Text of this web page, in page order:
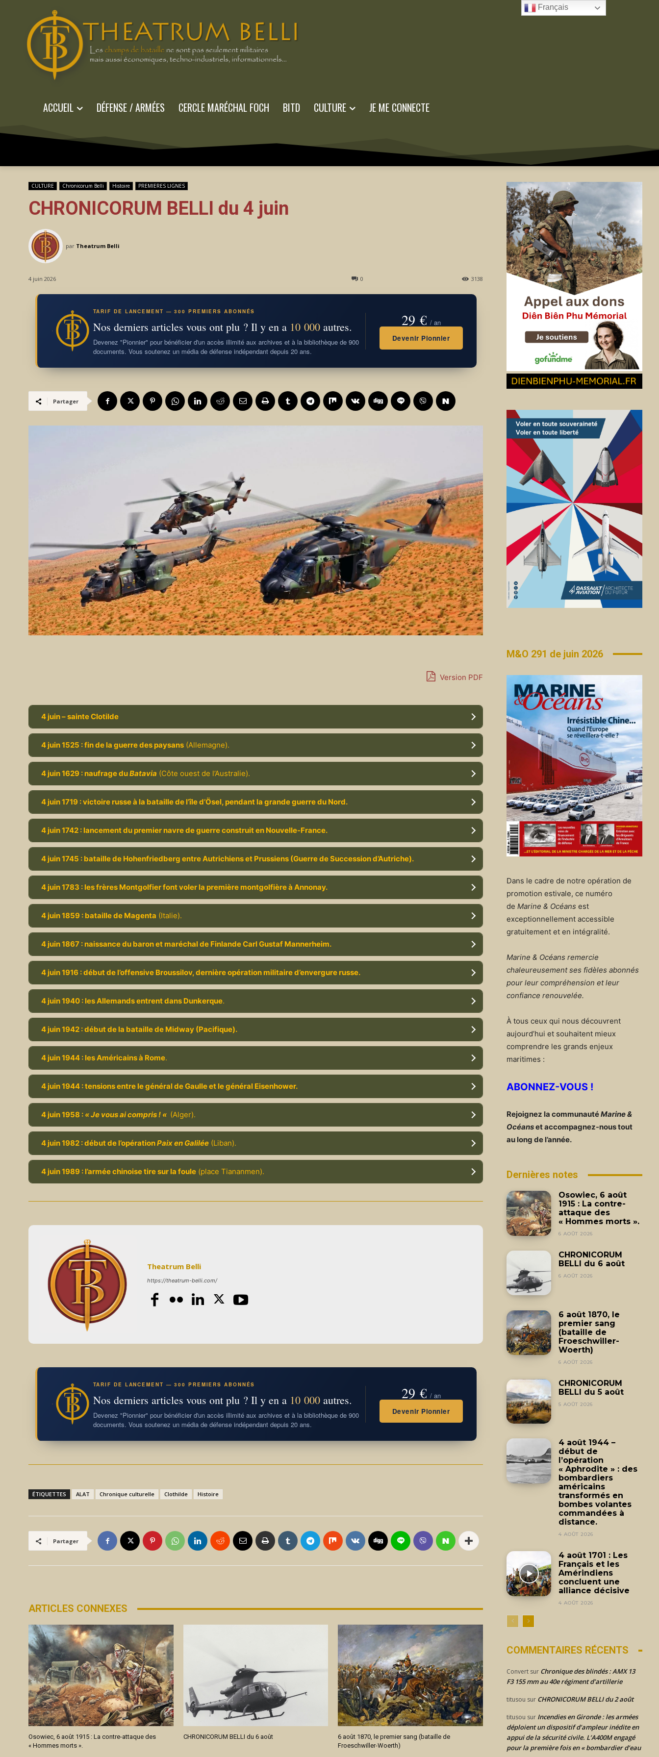
ACCUEIL DÉFENSE / ARMÉES CERCLE MARÉCHAL FOCH BITD CULTURE JE ME CONNECTE
CULTURE Chronicorum Belli Histoire PREMIERES LIGNES
CHRONICORUM BELLI du 4 juin
par Theatrum Belli
4 juin 2026 0 3138
TARIF DE LANCEMENT — 300 PREMIERS ABONNÉS
Nos derniers articles vous ont plu ? Il y en a 10 000autres.
Devenez "Pionnier" pour bénéficier d'un accès illimité aux archives et à la bibliothèque de 900
documents. Vous soutenez un média de défense indépendant depuis 20 ans.
29 € / an
Devenir Pionnier
Partager
Version PDF
4 juin – sainte Clotilde
4 juin 1525 : fin de la guerre des paysans (Allemagne).
4 juin 1629 : naufrage duBatavia (Côte ouest de l’Australie).
4 juin 1719 : victoire russe à la bataille de l’île d’Ösel, pendant la grande guerre du Nord.
4 juin 1742 : lancement du premier navre de guerre construit en Nouvelle-France.
4 juin 1745 : bataille de Hohenfriedberg entre Autrichiens et Prussiens (Guerre de Succession d’Autriche).
4 juin 1783 : les frères Montgolfier font voler la première montgolfière à Annonay.
4 juin 1859 : bataille de Magenta (Italie).
4 juin 1867 : naissance du baron et maréchal de Finlande Carl Gustaf Mannerheim.
4 juin 1916 : début de l’offensive Broussilov, dernière opération militaire d’envergure russe.
4 juin 1940 : les Allemands entrent dans Dunkerque.
4 juin 1942 : début de la bataille de Midway (Pacifique).
4 juin 1944 : les Américains à Rome.
4 juin 1944 : tensions entre le général de Gaulle et le général Eisenhower.
4 juin 1958 : « Je vous ai compris ! « (Alger).
4 juin 1982 : début de l’opérationPaix en Galilée (Liban).
4 juin 1989 : l’armée chinoise tire sur la foule (place Tiananmen).
Theatrum Belli
https://theatrum-belli.com/
TARIF DE LANCEMENT — 300 PREMIERS ABONNÉS
Nos derniers articles vous ont plu ? Il y en a 10 000autres.
Devenez "Pionnier" pour bénéficier d'un accès illimité aux archives et à la bibliothèque de 900
documents. Vous soutenez un média de défense indépendant depuis 20 ans.
29 € / an
Devenir Pionnier
ÉTIQUETTES ALAT Chronique culturelle Clothilde Histoire
Partager
ARTICLES CONNEXES
Osowiec, 6 août 1915 : La contre-attaque des
« Hommes morts ».
CHRONICORUM BELLI du 6 août
6 août 1870, le premier sang (bataille de
Froeschwiller-Woerth)
M&O 291 de juin 2026
Dans le cadre de notre opération de
promotion estivale, ce numéro
de Marine & Océans est
exceptionnellement accessible
gratuitement et en intégralité.
Marine & Océans remercie
chaleureusement ses fidèles abonnés
pour leur compréhension et leur
confiance renouvelée.
À tous ceux qui nous découvrent
aujourd’hui et souhaitent mieux
comprendre les grands enjeux
maritimes :
ABONNEZ-VOUS !
Rejoignez la communautéMarine &
Océanset accompagnez-nous tout
au long de l’année.
Dernières notes
Osowiec, 6 août
1915 : La contre-
attaque des
« Hommes morts ».
6 AOÛT 2026
CHRONICORUM
BELLI du 6 août
6 AOÛT 2026
6 août 1870, le
premier sang
(bataille de
Froeschwiller-
Woerth)
6 AOÛT 2026
CHRONICORUM
BELLI du 5 août
5 AOÛT 2026
4 août 1944 –
début de
l’opération
« Aphrodite » : des
bombardiers
américains
transformés en
bombes volantes
commandées à
distance.
4 AOÛT 2026
4 août 1701 : Les
Français et les
Amérindiens
concluent une
alliance décisive
4 AOÛT 2026
COMMENTAIRES RÉCENTS
Convert sur Chronique des blindés : AMX 13
F3 155 mm au 40e régiment d’artillerie
titusou sur CHRONICORUM BELLI du 2 août
titusou sur Incendies en Gironde : les armées
déploient un dispositif d’ampleur inédite en
appui de la sécurité civile. L’A400M engagé
pour la première fois en « bombardier d’eau
Français